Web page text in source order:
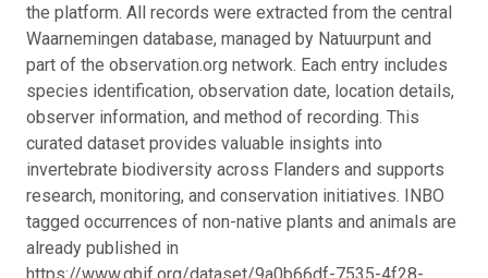
the platform. All records were extracted from the central
Waarnemingen database, managed by Natuurpunt and
part of the observation.org network. Each entry includes
species identification, observation date, location details,
observer information, and method of recording. This
curated dataset provides valuable insights into
invertebrate biodiversity across Flanders and supports
research, monitoring, and conservation initiatives. INBO
tagged occurrences of non-native plants and animals are
already published in